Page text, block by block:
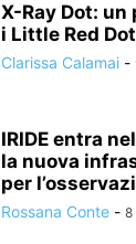
X-Ray Dot:
i Little Red
Clarissa Calamai -
IRIDE entra
la nuova
per
Rossana Conte - 8